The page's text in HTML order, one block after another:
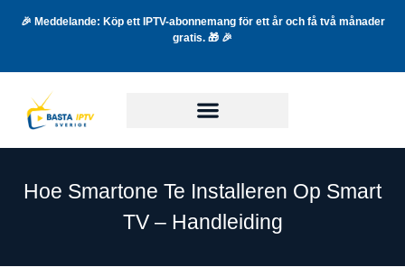
🎉 Meddelande: Köp ett IPTV-abonnemang för ett år och få två månader
gratis. 🎁 🎉
Hoe Smartone Te Installeren Op Smart
TV – Handleiding